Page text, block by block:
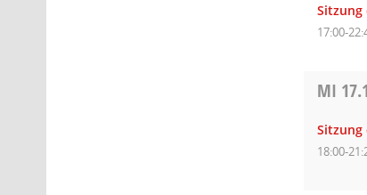
Sitzung
17:00-
MI
Sitzung
18:00-